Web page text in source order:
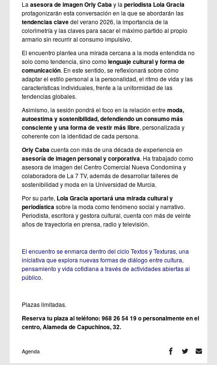
La asesora de imagen Orly Cabay la periodista Lola Gracia
protagonizarán esta conversación en la que se abordarán las
tendencias clavedel verano 2026, la importancia de la
colorimetría y las claves para sacar el máximo partido al propio
armario sin recurrir al consumo impulsivo.
El encuentro plantea una mirada cercana a la moda entendida no
solo como tendencia, sino como lenguaje cultural y forma de
comunicación. En este sentido, se reflexionará sobre cómo
adaptar el estilo personal a la personalidad, el ritmo de vida y las
características individuales, frente a la uniformidad de las
tendencias globales.
Asimismo, la sesión pondrá el foco en la relación entremoda,
autoestima y sostenibilidad, defendiendo un consumo más
consciente y una forma de vestir más libre, personalizada y
coherente con la identidad de cada persona.
Orly Cabacuenta con más de una década de experiencia en
asesoría de imagen personal y corporativa. Ha trabajado como
asesora de imagen del Centro Comercial Nueva Condomina y
colaboradora de La 7 TV, además de desarrollar talleres de
sostenibilidad y moda en la Universidad de Murcia.
Por su parte, Lola Gracia aportará una mirada cultural y
periodísticasobre la moda como fenómeno social y narrativo.
Periodista, escritora y gestora cultural, cuenta con más de veinte
años de trayectoria en prensa, radio y televisión.
El encuentro se enmarca dentro del ciclo Textos y Texturas, una
iniciativa que explora nuevas formas de diálogo entre cultura,
pensamiento y vida cotidiana a través de actividades abiertas al
público.
Plazas limitadas.
Reserva tu plaza al teléfono: 968 26 54 19 o personalmente en el
centro, Alameda de Capuchinos, 32.
Agenda